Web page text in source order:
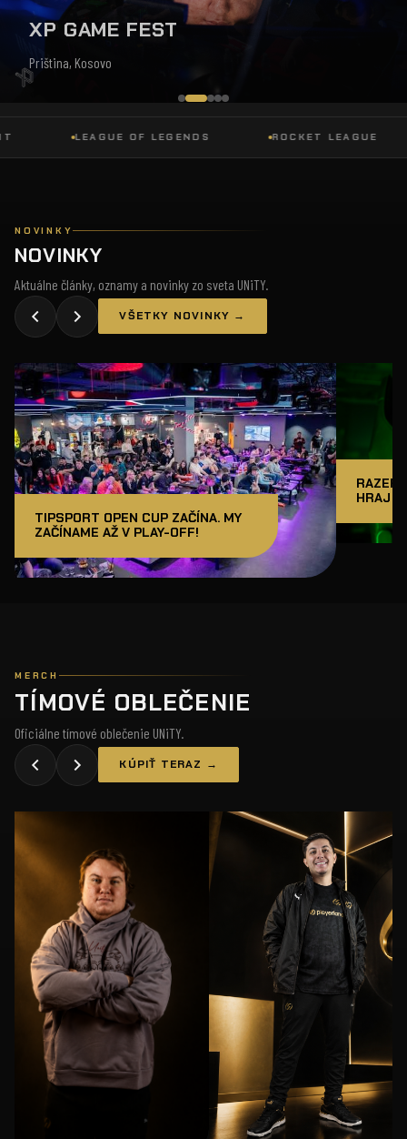
XP GAME FEST
Priština, Kosovo
LEAGUE OF LEGENDS ROCKET LEAGUE
NOVINKY
NOVINKY
Aktuálne články, oznamy a novinky zo sveta UNiTY.
VŠETKY NOVINKY →
TIPSPORT OPEN CUP ZAČÍNA. MY
ZAČÍNAME AŽ V PLAY-OFF!
RAZER
HRAJ
MERCH
TÍMOVÉ OBLEČENIE
Oficiálne tímové oblečenie UNiTY.
KÚPIŤ TERAZ →